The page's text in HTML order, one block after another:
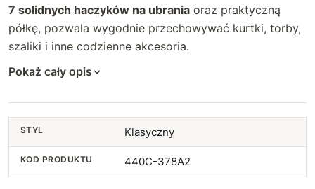
7 solidnych haczyków na ubrania oraz praktyczną
półkę, pozwala wygodnie przechowywać kurtki, torby,
szaliki i inne codzienne akcesoria.
Pokaż cały opis
STYL Klasyczny
KOD PRODUKTU 440C-378A2